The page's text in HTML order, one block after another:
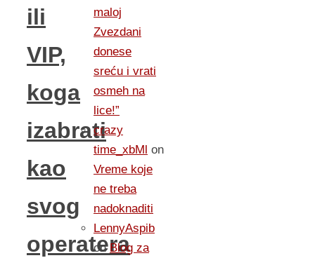
ili
VIP,
koga
izabrati
kao
svog
operatera
maloj
Zvezdani
donese
sreću i vrati
osmeh na
lice!”
crazy
time_xbMl on
Vreme koje
ne treba
nadoknaditi
LennyAspib
onBlog za